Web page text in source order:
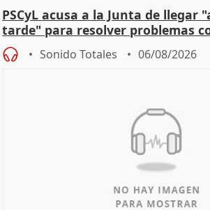
PSCyL acusa a la Junta de llegar
tarde" para resolver problemas
Sonido Totales 06/08/2026